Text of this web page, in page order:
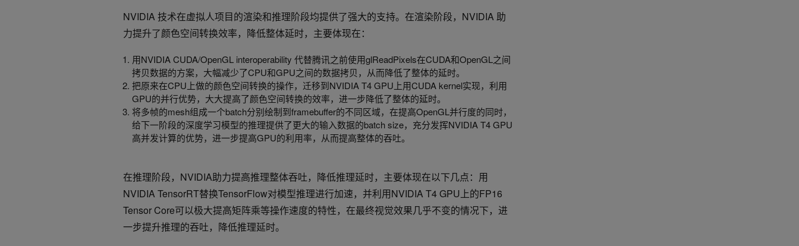
NVIDIA 技术在虚拟人项目的渲染和推理阶段均提供了强大的支持。在渲染阶段，NVIDIA 助
力提升了颜色空间转换效率，降低整体延时，主要体现在：
用NVIDIA CUDA/OpenGL interoperability 代替腾讯之前使用glReadPixels在CUDA和OpenGL之间
拷贝数据的方案，大幅减少了CPU和GPU之间的数据拷贝，从而降低了整体的延时。
把原来在CPU上做的颜色空间转换的操作，迁移到NVIDIA T4 GPU上用CUDA kernel实现，利用
GPU的并行优势，大大提高了颜色空间转换的效率，进一步降低了整体的延时。
将多帧的mesh组成一个batch分别绘制到framebuffer的不同区域，在提高OpenGL并行度的同时，
给下一阶段的深度学习模型的推理提供了更大的输入数据的batch size，充分发挥NVIDIA T4 GPU
高并发计算的优势，进一步提高GPU的利用率，从而提高整体的吞吐。
在推理阶段，NVIDIA助力提高推理整体吞吐，降低推理延时，主要体现在以下几点：用
NVIDIA TensorRT替换TensorFlow对模型推理进行加速，并利用NVIDIA T4 GPU上的FP16
Tensor Core可以极大提高矩阵乘等操作速度的特性，在最终视觉效果几乎不变的情况下，进
一步提升推理的吞吐，降低推理延时。